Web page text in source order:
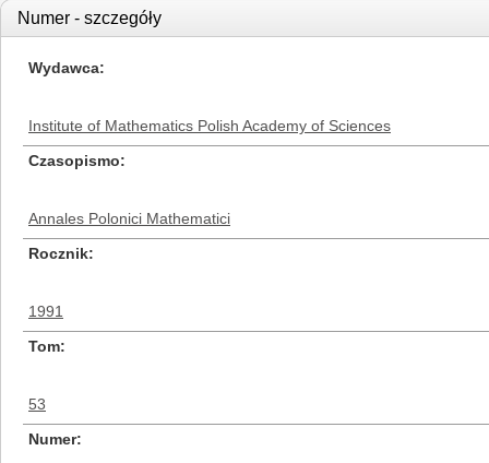
Numer - szczegóły
Wydawca
Institute of Mathematics Polish Academy of Sciences
Czasopismo
Annales Polonici Mathematici
Rocznik
1991
Tom
53
Numer